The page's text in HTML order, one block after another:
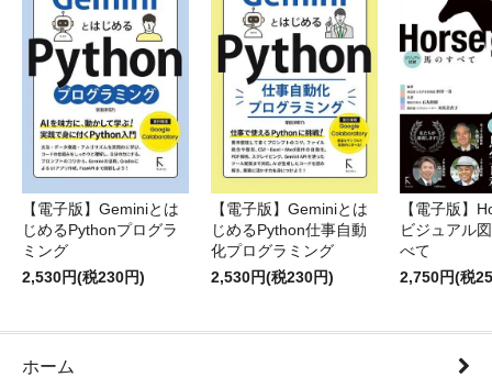
【電子版】Geminiとは
じめるPythonプログラ
ミング
2,530円(税230円)
【電子版】Geminiとは
じめるPython仕事自動
化プログラミング
2,530円(税230円)
【電子版】
ビジュアル
べて
2,750円(税
ホーム